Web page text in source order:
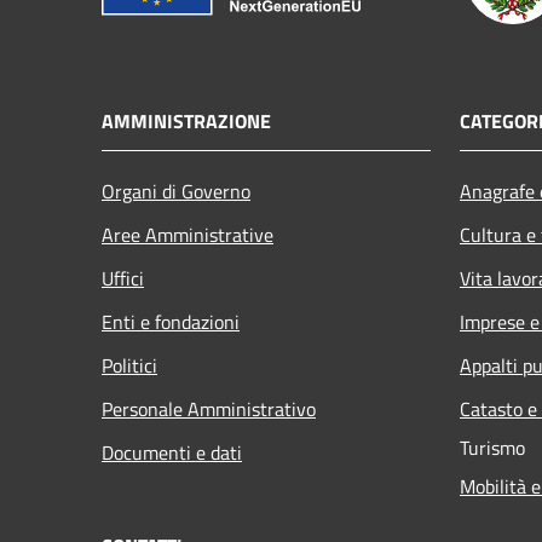
AMMINISTRAZIONE
Organi di Governo
Aree Amministrative
Uffici
Enti e fondazioni
Politici
Personale Amministrativo
Documenti e dati
Cultura
Vita
Imprese
Appalti
Catasto
Turismo
Mobilità